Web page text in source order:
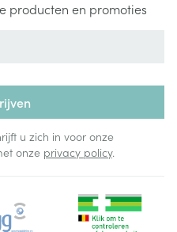
producten en promoties
u zich in voor onze
onze privacy policy.